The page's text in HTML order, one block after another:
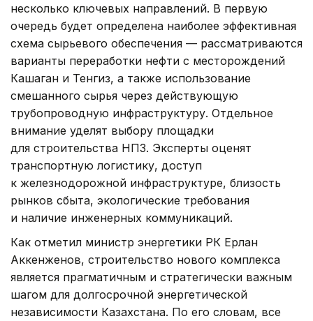
несколько ключевых направлений. В первую
очередь будет определена наиболее эффективная
схема сырьевого обеспечения — рассматриваются
варианты переработки нефти с месторождений
Кашаган и Тенгиз, а также использование
смешанного сырья через действующую
трубопроводную инфраструктуру. Отдельное
внимание уделят выбору площадки
для строительства НПЗ. Эксперты оценят
транспортную логистику, доступ
к железнодорожной инфраструктуре, близость
рынков сбыта, экологические требования
и наличие инженерных коммуникаций.
Как отметил министр энергетики РК Ерлан
Аккенженов, строительство нового комплекса
является прагматичным и стратегически важным
шагом для долгосрочной энергетической
независимости Казахстана. По его словам, все